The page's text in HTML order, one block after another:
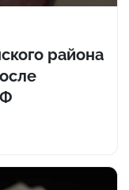
района